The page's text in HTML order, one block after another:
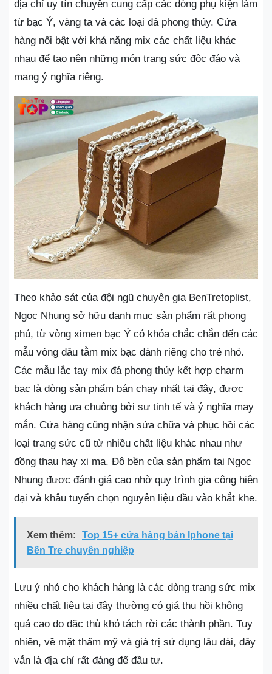
địa chỉ uy tín chuyên cung cấp các dòng phụ kiện làm
từ bạc Ý, vàng ta và các loại đá phong thủy. Cửa
hàng nổi bật với khả năng mix các chất liệu khác
nhau để tạo nên những món trang sức độc đáo và
mang ý nghĩa riêng.
Theo khảo sát của đội ngũ chuyên gia BenTretoplist,
Ngọc Nhung sở hữu danh mục sản phẩm rất phong
phú, từ vòng ximen bạc Ý có khóa chắc chắn đến các
mẫu vòng dâu tằm mix bạc dành riêng cho trẻ nhỏ.
Các mẫu lắc tay mix đá phong thủy kết hợp charm
bạc là dòng sản phẩm bán chạy nhất tại đây, được
khách hàng ưa chuộng bởi sự tinh tế và ý nghĩa may
mắn. Cửa hàng cũng nhận sửa chữa và phục hồi các
loại trang sức cũ từ nhiều chất liệu khác nhau như
đồng thau hay xi mạ. Độ bền của sản phẩm tại Ngọc
Nhung được đánh giá cao nhờ quy trình gia công hiện
đại và khâu tuyển chọn nguyên liệu đầu vào khắt khe.
Xem thêm:
Top 15+ cửa hàng bán Iphone tại
Bến Tre chuyên nghiệp
Lưu ý nhỏ cho khách hàng là các dòng trang sức mix
nhiều chất liệu tại đây thường có giá thu hồi không
quá cao do đặc thù khó tách rời các thành phần. Tuy
nhiên, về mặt thẩm mỹ và giá trị sử dụng lâu dài, đây
vẫn là địa chỉ rất đáng để đầu tư.